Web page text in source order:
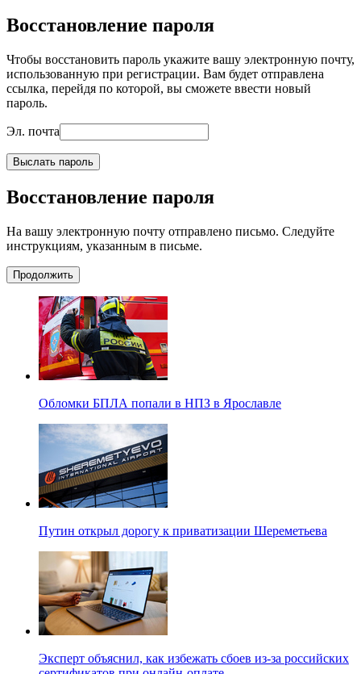
Восстановление пароля
Чтобы восстановить пароль укажите вашу электронную почту,
использованную при регистрации. Вам будет отправлена
ссылка, перейдя по которой, вы сможете ввести новый
пароль.
Эл. почта
Выслать пароль
Восстановление пароля
На вашу электронную почту отправлено письмо. Следуйте
инструкциям, указанным в письме.
Продолжить
Обломки БПЛА попали в НПЗ в Ярославле
Путин открыл дорогу к приватизации Шереметьева
Эксперт объяснил, как избежать сбоев из-за российских